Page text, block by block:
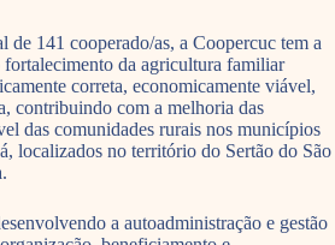
de 141 cooperado/as, a Coopercuc tem a
da agricultura familiar
correta, economicamente viável,
contribuindo com a melhoria das
das comunidades rurais nos municípios
localizados no território do Sertão do São
a autoadministração e gestão